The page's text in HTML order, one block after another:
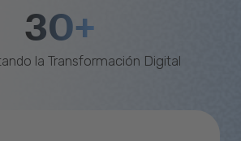
30+
la Transformación Digital